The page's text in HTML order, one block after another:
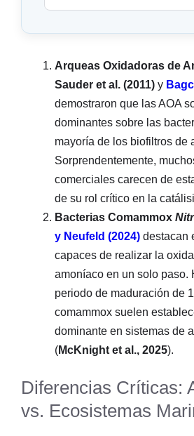
Arqueas Oxidadoras de
Sauder et al. (2011) y
demostraron que las AOA
dominantes sobre las
mayoría de los biofiltros de
Sorprendentemente,
comerciales carecen de
de su rol crítico en la
Bacterias Comammox
y Neufeld (2024) destacan
capaces de realizar la
amoníaco en un solo paso.
periodo de maduración de
comammox suelen
dominante en sistemas de
(McKnight et al., 2025).
Diferencias Críticas:
vs. Ecosistemas